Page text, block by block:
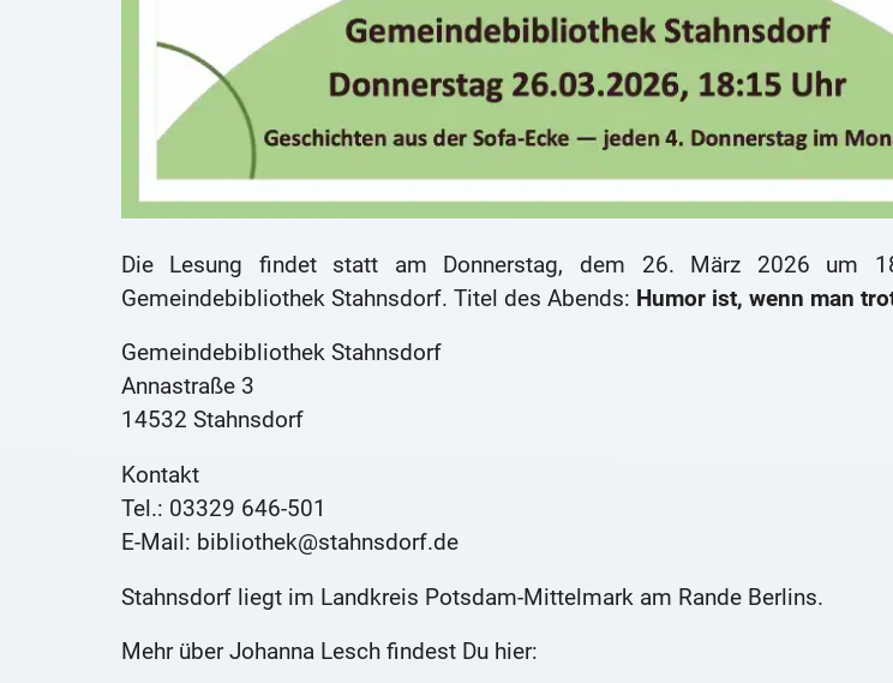
Die Lesung findet statt am Donnerstag, dem 26. März 2026 um
Gemeindebibliothek Stahnsdorf. Titel des Abends: Humor ist, wenn man
Gemeindebibliothek Stahnsdorf
Annastraße 3
14532 Stahnsdorf
Kontakt
Tel.: 03329 646-501
E-Mail: bibliothek@stahnsdorf.de
Stahnsdorf liegt im Landkreis Potsdam-Mittelmark am Rande Berlins.
Mehr über Johanna Lesch findest Du hier: